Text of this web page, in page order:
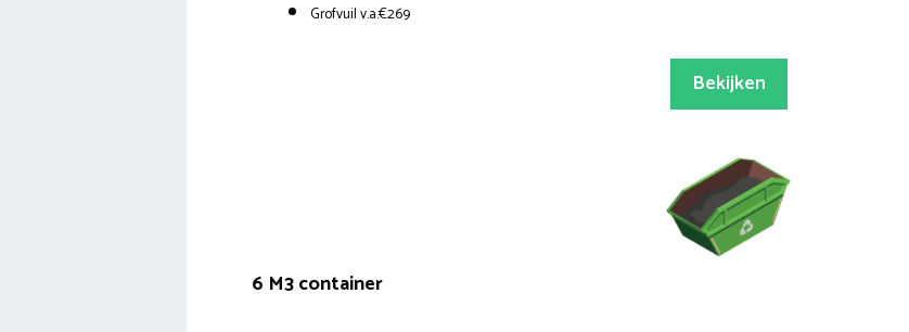
Grofvuil v.a.€269
Bekijken
6 M3 container